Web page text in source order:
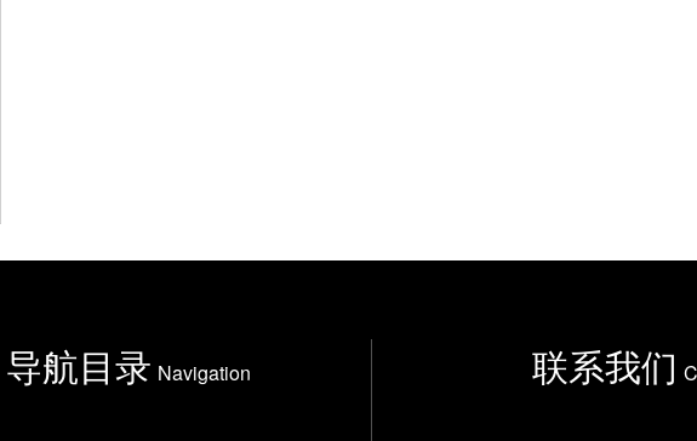
导航目录 Navigation 联系我们